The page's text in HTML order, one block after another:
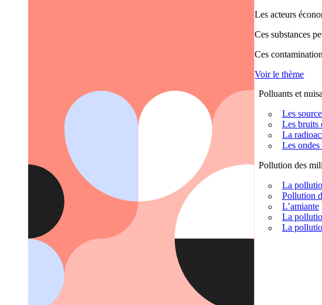
Les acteurs
Ces substances
Ces
Voir le thème
Polluants et
Les
Les bruits
La
Les ondes
Pollution des
La
Pollution
L’amiante
La
La